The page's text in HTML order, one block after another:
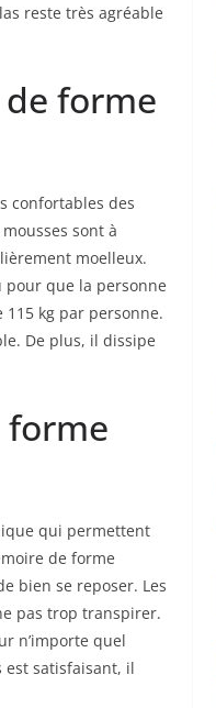
reste très agréable
forme
confortables des
sont à
moelleux.
pour que la personne
kg par personne.
De plus, il dissipe
forme
qui permettent
de forme
bien se reposer. Les
pas trop transpirer.
n’importe quel
satisfaisant, il